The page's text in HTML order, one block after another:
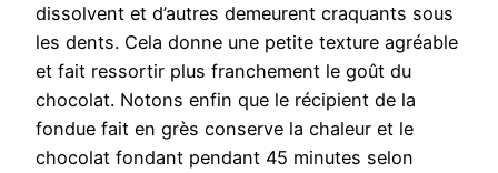
dissolvent et d’autres demeurent craquants sous
les dents. Cela donne une petite texture agréable
et fait ressortir plus franchement le goût du
chocolat. Notons enfin que le récipient de la
fondue fait en grès conserve la chaleur et le
chocolat fondant pendant 45 minutes selon